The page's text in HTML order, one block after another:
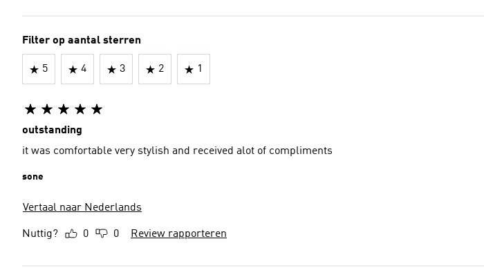
Filter op aantal sterren
5 4 3 2 1
outstanding
it was comfortable very stylish and received alot of compliments
sone
Vertaal naar Nederlands
Nuttig? 0 0 Review rapporteren